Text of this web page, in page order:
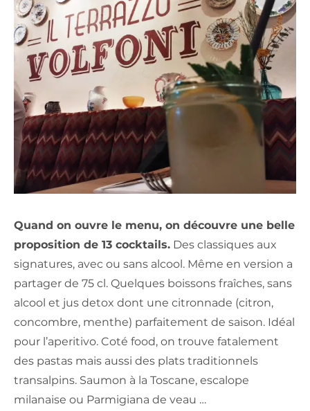
Quand on ouvre le menu, on découvre une belle
proposition de 13 cocktails. Des classiques aux
signatures, avec ou sans alcool. Même en version a
partager de 75 cl. Quelques boissons fraîches, sans
alcool et jus detox dont une citronnade (citron,
concombre, menthe) parfaitement de saison. Idéal
pour l’aperitivo. Coté food, on trouve fatalement
des pastas mais aussi des plats traditionnels
transalpins. Saumon à la Toscane, escalope
milanaise ou Parmigiana de veau …